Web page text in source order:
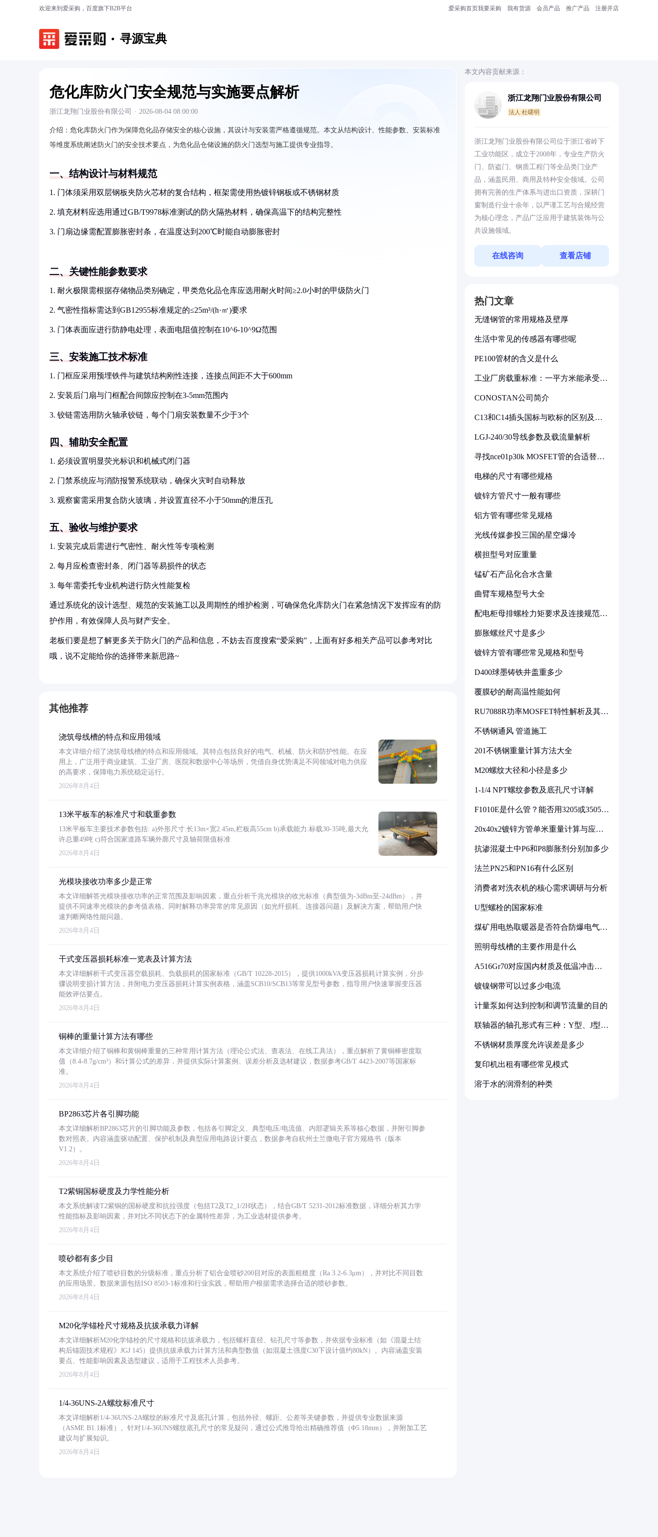
欢迎来到爱采购，百度旗下B2B平台 爱采购首页我要采购 我有货源 会员产品 推广产品 注册开店
寻源宝典
危化库防火门安全规范与实施要点解析
浙江龙翔门业股份有限公司 · 2026-08-04 08:00:00
介绍： 危化库防火门作为保障危化品存储安全的核心设施，其设计与安装需严格遵循规范。本文从结构设计、性能参数、安装标准
等维度系统阐述防火门的安全技术要点，为危化品仓储设施的防火门选型与施工提供专业指导。
一、结构设计与材料规范
1. 门体须采用双层钢板夹防火芯材的复合结构，框架需使用热镀锌钢板或不锈钢材质
2. 填充材料应选用通过GB/T9978标准测试的防火隔热材料，确保高温下的结构完整性
3. 门扇边缘需配置膨胀密封条，在温度达到200℃时能自动膨胀密封
二、关键性能参数要求
1. 耐火极限需根据存储物品类别确定，甲类危化品仓库应选用耐火时间≥2.0小时的甲级防火门
2. 气密性指标需达到GB12955标准规定的≤25m³/(h·㎡)要求
3. 门体表面应进行防静电处理，表面电阻值控制在10^6-10^9Ω范围
三、安装施工技术标准
1. 门框应采用预埋铁件与建筑结构刚性连接，连接点间距不大于600mm
2. 安装后门扇与门框配合间隙应控制在3-5mm范围内
3. 铰链需选用防火轴承铰链，每个门扇安装数量不少于3个
四、辅助安全配置
1. 必须设置明显荧光标识和机械式闭门器
2. 门禁系统应与消防报警系统联动，确保火灾时自动释放
3. 观察窗需采用复合防火玻璃，并设置直径不小于50mm的泄压孔
五、验收与维护要求
1. 安装完成后需进行气密性、耐火性等专项检测
2. 每月应检查密封条、闭门器等易损件的状态
3. 每年需委托专业机构进行防火性能复检
通过系统化的设计选型、规范的安装施工以及周期性的维护检测，可确保危化库防火门在紧急情况下发挥应有的防
护作用，有效保障人员与财产安全。
老板们要是想了解更多关于防火门的产品和信息，不妨去百度搜索“爱采购”，上面有好多相关产品可以参考对比
哦，说不定能给你的选择带来新思路~
其他推荐
浇筑母线槽的特点和应用领域
本文详细介绍了浇筑母线槽的特点和应用领域。其特点包括良好的电气、机械、防火和防护性能。在应
用上，广泛用于商业建筑、工业厂房、医院和数据中心等场所，凭借自身优势满足不同领域对电力供应
的高要求，保障电力系统稳定运行。
2026年8月4日
13米平板车的标准尺寸和载重参数
13米平板车主要技术参数包括: a)外形尺寸:长13m×宽2.45m,栏板高55cm b)承载能力:标载30-35吨,最大允
许总重49吨 c)符合国家道路车辆外廓尺寸及轴荷限值标准
2026年8月4日
光模块接收功率多少是正常
本文详细解答光模块接收功率的正常范围及影响因素，重点分析千兆光模块的收光标准（典型值为-3dBm至-24dBm），并
提供不同速率光模块的参考值表格。同时解释功率异常的常见原因（如光纤损耗、连接器问题）及解决方案，帮助用户快
速判断网络性能问题。
2026年8月4日
干式变压器损耗标准一览表及计算方法
本文详细解析干式变压器空载损耗、负载损耗的国家标准（GB/T 10228-2015），提供1000kVA变压器损耗计算实例，分步
骤说明变损计算方法，并附电力变压器损耗计算实例表格，涵盖SCB10/SCB13等常见型号参数，指导用户快速掌握变压器
能效评估要点。
2026年8月4日
铜棒的重量计算方法有哪些
本文详细介绍了铜棒和黄铜棒重量的三种常用计算方法（理论公式法、查表法、在线工具法），重点解析了黄铜棒密度取
值（8.4-8.7g/cm³）和计算公式的差异，并提供实际计算案例、误差分析及选材建议，数据参考GB/T 4423-2007等国家标
准。
2026年8月4日
BP2863芯片各引脚功能
本文详细解析BP2863芯片的引脚功能及参数，包括各引脚定义、典型电压/电流值、内部逻辑关系等核心数据，并附引脚参
数对照表。内容涵盖驱动配置、保护机制及典型应用电路设计要点，数据参考自杭州士兰微电子官方规格书（版本
V1.2）。
2026年8月4日
T2紫铜国标硬度及力学性能分析
本文系统解读T2紫铜的国标硬度和抗拉强度（包括T2及T2_1/2H状态），结合GB/T 5231-2012标准数据，详细分析其力学
性能指标及影响因素，并对比不同状态下的金属特性差异，为工业选材提供参考。
2026年8月4日
喷砂都有多少目
本文系统介绍了喷砂目数的分级标准，重点分析了铝合金喷砂200目对应的表面粗糙度（Ra 3.2-6.3μm），并对比不同目数
的应用场景。数据来源包括ISO 8503-1标准和行业实践，帮助用户根据需求选择合适的喷砂参数。
2026年8月4日
M20化学锚栓尺寸规格及抗拔承载力详解
本文详细解析M20化学锚栓的尺寸规格和抗拔承载力，包括螺杆直径、钻孔尺寸等参数，并依据专业标准（如《混凝土结
构后锚固技术规程》JGJ 145）提供抗拔承载力计算方法和典型数值（如混凝土强度C30下设计值约80kN）。内容涵盖安装
要点、性能影响因素及选型建议，适用于工程技术人员参考。
2026年8月4日
1/4-36UNS-2A螺纹标准尺寸
本文详细解析1/4-36UNS-2A螺纹的标准尺寸及底孔计算，包括外径、螺距、公差等关键参数，并提供专业数据来源
（ASME B1.1标准）。针对1/4-36UNS螺纹底孔尺寸的常见疑问，通过公式推导给出精确推荐值（Φ5.18mm），并附加工艺
建议与扩展知识。
2026年8月4日
本文内容贡献来源：
浙江龙翔门业股份有限公司
法人:杜曙明
浙江龙翔门业股份有限公司位于浙江省岭下
工业功能区，成立于2008年，专业生产防火
门、防盗门、钢质工程门等全品类门业产
品，涵盖民用、商用及特种安全领域。公司
拥有完善的生产体系与进出口资质，深耕门
窗制造行业十余年，以严谨工艺与合规经营
为核心理念，产品广泛应用于建筑装饰与公
共设施领域。
在线咨询 查看店铺
热门文章
无缝钢管的常用规格及壁厚
生活中常见的传感器有哪些呢
PE100管材的含义是什么
工业厂房载重标准：一平方米能承受多
CONOSTAN公司简介
C13和C14插头国标与欧标的区别及其
LGJ-240/30导线参数及载流量解析
寻找nce01p30k MOSFET管的合适替代
电梯的尺寸有哪些规格
镀锌方管尺寸一般有哪些
铝方管有哪些常见规格
光线传媒参投三国的星空爆冷
横担型号对应重量
锰矿石产品化合水含量
曲臂车规格型号大全
配电柜母排螺栓力矩要求及连接规范详
膨胀螺丝尺寸是多少
镀锌方管有哪些常见规格和型号
D400球墨铸铁井盖重多少
覆膜砂的耐高温性能如何
RU7088R功率MOSFET特性解析及其在
不锈钢通风 管道施工
201不锈钢重量计算方法大全
M20螺纹大径和小径是多少
1-1/4 NPT螺纹参数及底孔尺寸详解
F1010E是什么管？能否用3205或3505代
20x40x2镀锌方管单米重量计算与应用
抗渗混凝土中P6和P8膨胀剂分别加多少
法兰PN25和PN16有什么区别
消费者对洗衣机的核心需求调研与分析
U型螺栓的国家标准
煤矿用电热取暖器是否符合防爆电气设
照明母线槽的主要作用是什么
A516Gr70对应国内材质及低温冲击要
镀镍钢带可以过多少电流
计量泵如何达到控制和调节流量的目的
联轴器的轴孔形式有三种：Y型、J型、
不锈钢材质厚度允许误差是多少
复印机出租有哪些常见模式
溶于水的润滑剂的种类